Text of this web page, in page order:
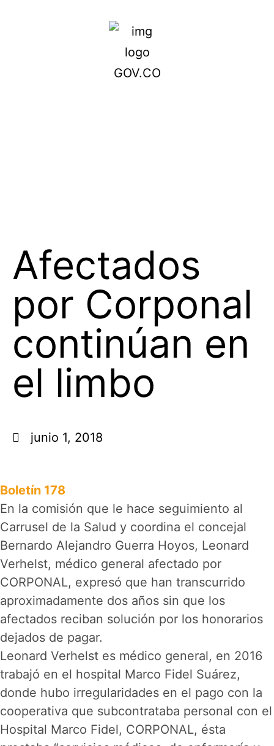
Afectados
por Corponal
continúan en
el limbo
junio 1, 2018
Boletín 178
En la comisión que le hace seguimiento al
Carrusel de la Salud y coordina el concejal
Bernardo Alejandro Guerra Hoyos, Leonard
Verhelst, médico general afectado por
CORPONAL, expresó que han transcurrido
aproximadamente dos años sin que los
afectados reciban solución por los honorarios
dejados de pagar.
Leonard Verhelst es médico general, en 2016
trabajó en el hospital Marco Fidel Suárez,
donde hubo irregularidades en el pago con la
cooperativa que subcontrataba personal con el
Hospital Marco Fidel, CORPONAL, ésta